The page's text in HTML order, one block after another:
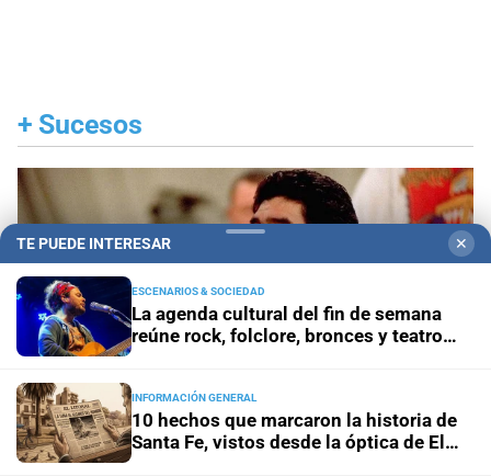
+ Sucesos
TE PUEDE INTERESAR ✕
ESCENARIOS & SOCIEDAD
La agenda cultural del fin de semana
reúne rock, folclore, bronces y teatro
INFORMACIÓN GENERAL
10 hechos que marcaron la historia de
Santa Fe, vistos desde la óptica de El